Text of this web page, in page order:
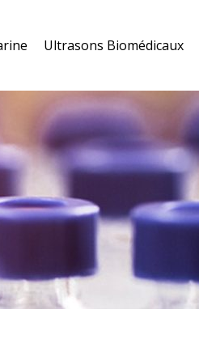
Ultrasons Biomédicaux